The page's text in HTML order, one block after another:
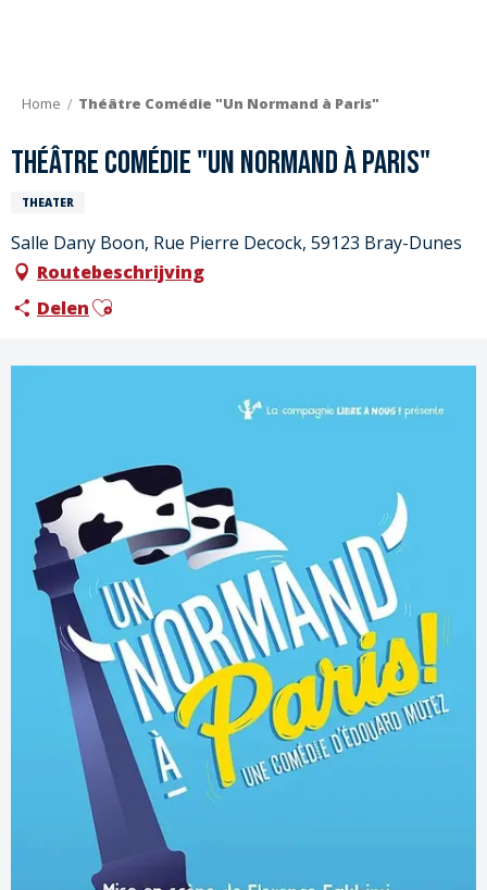
Home Théâtre Comédie "Un Normand à Paris"
Théâtre Comédie "Un Normand à Paris"
THEATER
Salle Dany Boon, Rue Pierre Decock, 59123 Bray-Dunes
Routebeschrijving
DelenAjouter aux favoris